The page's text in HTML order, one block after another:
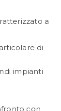
a
di
impianti
con